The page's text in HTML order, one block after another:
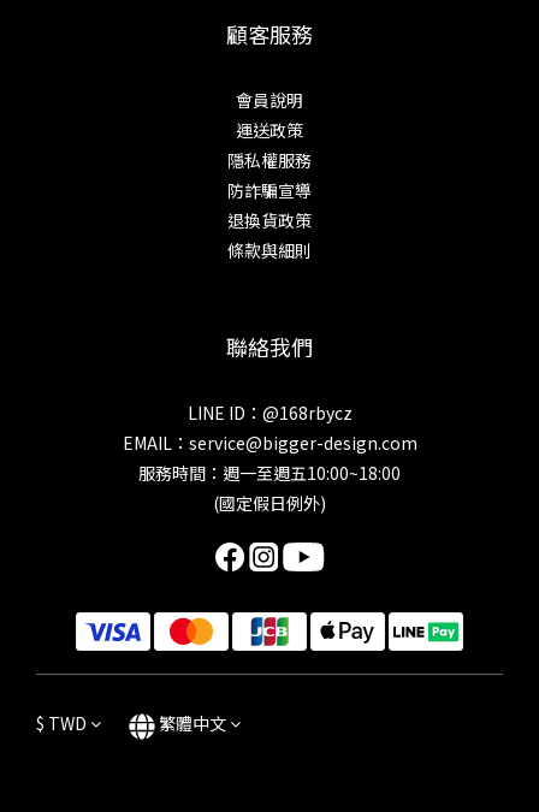
顧客服務
會員說明
運送政策
隱私權服務
防詐騙宣導
退換貨政策
條款與細則
聯絡我們
LINE ID：@168rbycz
EMAIL： service@bigger-design.com
服務時間：週一至週五10:00~18:00
(國定假日例外)
$ TWD 繁體中文